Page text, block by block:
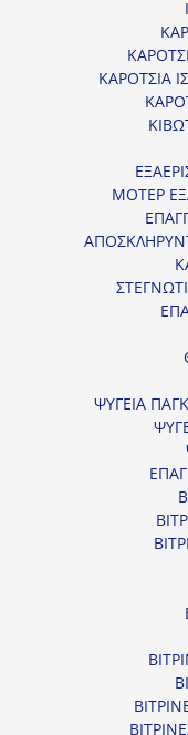
ΚΑΡΟΤΣΙΑ
ΜΟΤΕΡ
ΨΥΓΕΙΑ